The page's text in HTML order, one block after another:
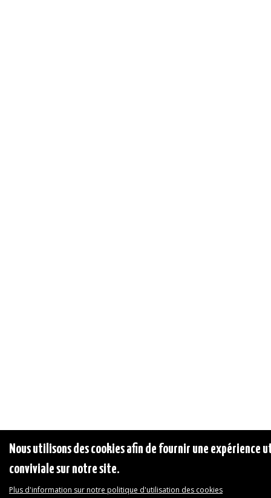
Nous utilisons des cookies afin de fournir une
conviviale sur notre site.
Plus d'information sur notre politique d'utilisation des cookies